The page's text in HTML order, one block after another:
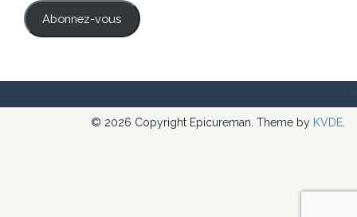
mail
Abonnez-vous
© 2026 Copyright Epicureman. Theme by KVDE.